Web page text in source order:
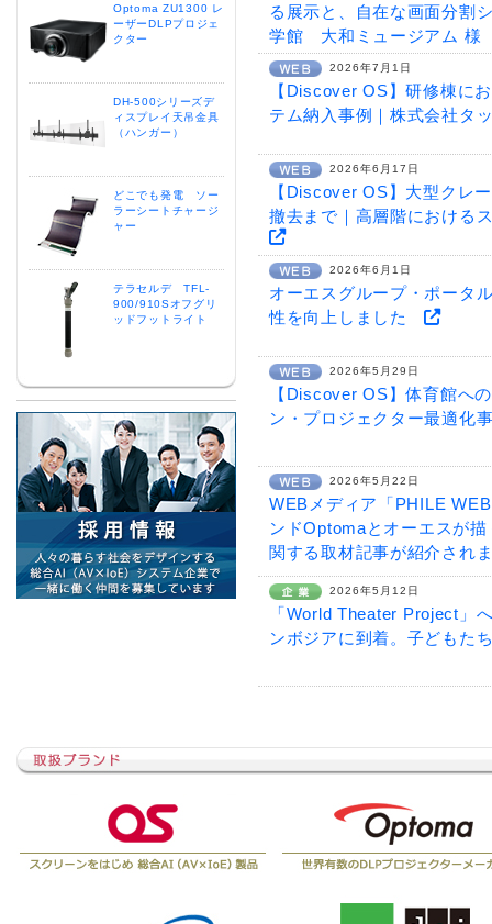
Optoma ZU1300 レ
ーザーDLPプロジェ
クター
DH-500シリーズデ
ィスプレイ天吊金具
（ハンガー）
どこでも発電 ソー
ラーシートチャージ
ャー
テラセルデ TFL-
900/910Sオフグリ
ッドフットライト
る展示と、自在な画面分割
学館 大和ミュージアム
2026年7月1日
【Discover OS】研修棟に
テム納入事例｜株式会社
2026年6月17日
【Discover OS】大型クレ
撤去まで｜高層階におけ
2026年6月1日
オーエスグループ・ポータ
性を向上しました
2026年5月29日
【Discover OS】体育館へ
ン・プロジェクター最適
2026年5月22日
WEBメディア「PHILE
ンドOptomaとオーエスが
関する取材記事が紹介さ
2026年5月12日
「World Theater Project」
ンボジアに到着。子ども